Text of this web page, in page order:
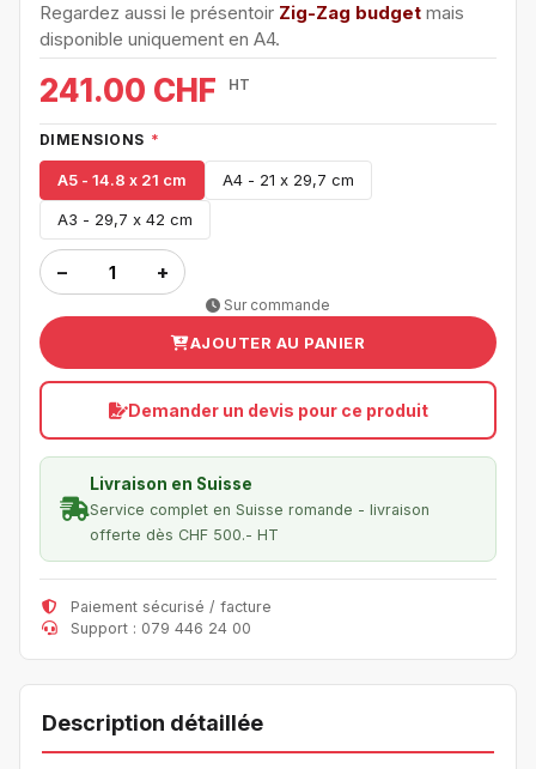
Regardez aussi le présentoir Zig-Zag budget mais
disponible uniquement en A4.
241.00 CHF HT
DIMENSIONS *
A5 - 14.8 x 21 cm A4 - 21 x 29,7 cm
A3 - 29,7 x 42 cm
− +
Sur commande
AJOUTER AU PANIER
Demander un devis pour ce produit
Livraison en Suisse
Service complet en Suisse romande - livraison
offerte dès CHF 500.- HT
Paiement sécurisé / facture
Support : 079 446 24 00
Description détaillée